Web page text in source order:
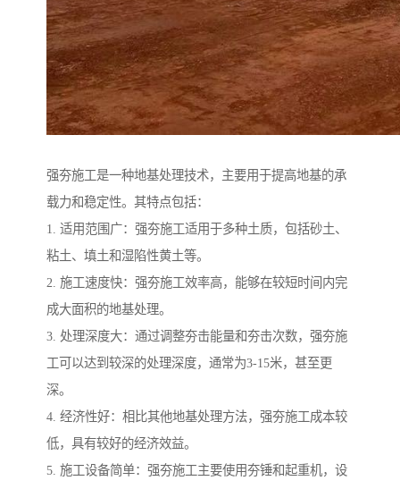
强夯施工是一种地基处理技术，主要用于提高地基的承
载力和稳定性。其特点包括：
1. 适用范围广：强夯施工适用于多种土质，包括砂土、
粘土、填土和湿陷性黄土等。
2. 施工速度快：强夯施工效率高，能够在较短时间内完
成大面积的地基处理。
3. 处理深度大：通过调整夯击能量和夯击次数，强夯施
工可以达到较深的处理深度，通常为3-15米，甚至更
深。
4. 经济性好：相比其他地基处理方法，强夯施工成本较
低，具有较好的经济效益。
5. 施工设备简单：强夯施工主要使用夯锤和起重机，设